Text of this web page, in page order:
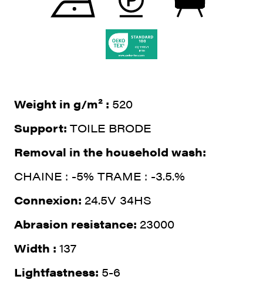
Weight in g/m² : 520
Support: TOILE BRODE
Removal in the household wash:
CHAINE : -5% TRAME : -3.5.%
Connexion: 24.5V 34HS
Abrasion resistance: 23000
Width : 137
Lightfastness: 5-6